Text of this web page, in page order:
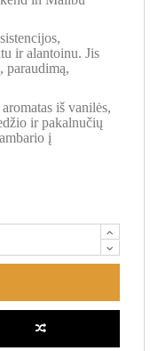
ir alantoinu. Jis
paraudimą,
iš vanilės,
ir pakalnučių
į